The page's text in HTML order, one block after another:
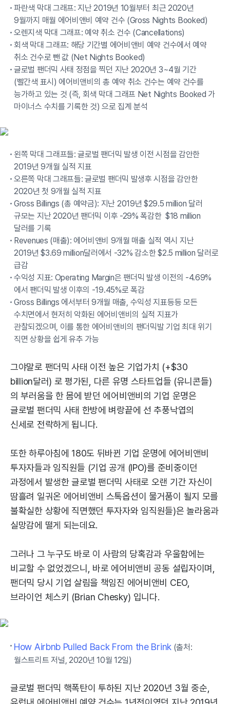
파란색 막대 그래프: 지난 2019년 10월부터 최근 2020년
9월까지 매월 에어비앤비 예약 건수 (Gross Nights Booked)
오렌지색 막대 그래프: 예약 취소 건수 (Cancellations)
회색 막대 그래프: 해당 기간별 에어비앤비 예약 건수에서 예약
취소 건수로 뺀 값 (Net Nights Booked)
글로벌 팬더믹 사태 정점을 찍던 지난 2020년 3~4월 기간
(빨간색 표시) 에어비앤비의 총 예약 취소 건수는 예약 건수를
능가하고 있는 것 (즉, 회색 막대 그래프 Net Nights Booked 가
마이너스 수치를 기록한 것) 으로 집계 분석
왼쪽 막대 그래프들: 글로벌 팬더믹 발생 이전 시점을 감안한
2019년 9개월 실적 지표
오른쪽 막대 그래프들: 글로벌 팬더믹 발생후 시점을 감안한
2020년 첫 9개월 실적 지표
Gross Billings (총 예약금): 지난 2019년 $29.5 million 달러
규모는 지난 2020년 팬더믹 이후 -29% 폭감한 $18 million
달러를 기록
Revenues (매출): 에어비앤비 9개월 매출 실적 역시 지난
2019년 $3.69 million달러에서 -32% 감소한 $2.5 million 달러로
급감
수익성 지표: Operating Margin은 팬더믹 발생 이전의 -4.69%
에서 팬더믹 발생 이후의 -19.45%로 폭감
Gross Billings 에서부터 9개월 매출, 수익성 지표등등 모든
수치면에서 현저히 악화된 에어비앤비의 실적 지표가
관찰되겠으며, 이를 통한 에어비앤비의 팬더믹발 기업 최대 위기
직면 상황을 쉽게 유추 가능
그야말로 팬더믹 사태 이전 높은 기업가치 (+$30
billion달러) 로 평가된, 다른 유명 스타트업들 (유니콘들)
의 부러움을 한 몸에 받던 에어비앤비의 기업 운명은
글로벌 팬더믹 사태 한방에 벼랑끝에 선 추풍낙엽의
신세로 전락하게 됩니다.
또한 하루아침에 180도 뒤바뀐 기업 운명에 에어비앤비
투자자들과 임직원들 (기업 공개 (IPO)를 준비중이던
과정에서 발생한 글로벌 팬더믹 사태로 오랜 기간 자신이
땀흘려 일궈온 에어비앤비 스톡옵션이 물거품이 될지 모를
불확실한 상황에 직면했던 투자자와 임직원들)은 놀라움과
실망감에 떨게 되는데요.
그러나 그 누구도 바로 이 사람의 당혹감과 우울함에는
비교할 수 없었겠으니, 바로 에어비앤비 공동 설립자이며,
팬더믹 당시 기업 살림을 책임진 에어비앤비 CEO,
브라이언 체스키 (Brian Chesky) 입니다.
How Airbnb Pulled Back From the Brink(출처:
월스트리트 저널, 2020년 10월 12일)
글로벌 팬더믹 핵폭탄이 투하된 지난 2020년 3월 중순,